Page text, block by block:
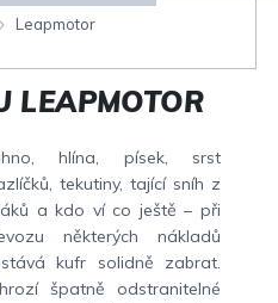
Leapmotor
LEAPMOTOR
hlína, písek, srst
tekutiny, tající sníh z
a kdo ví co ještě – při
některých nákladů
kufr solidně zabrat.
špatně odstranitelné